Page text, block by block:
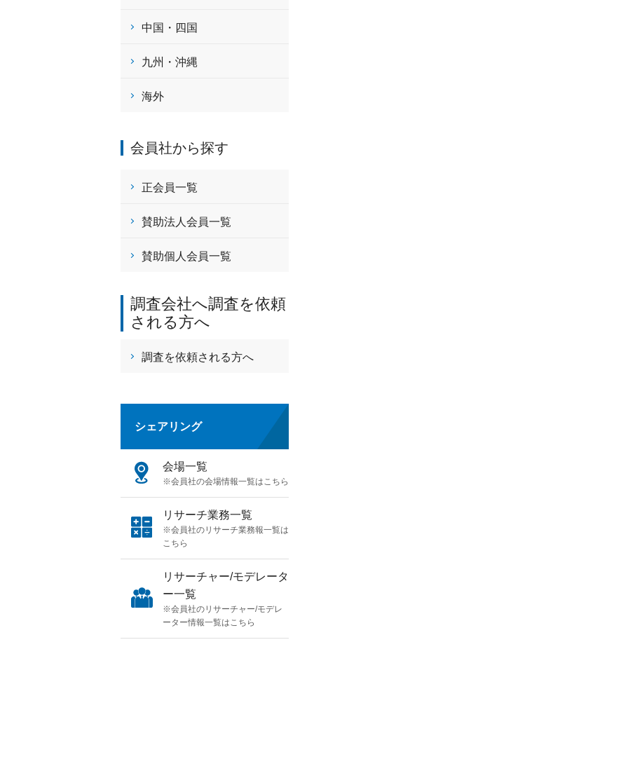
中国・四国
九州・沖縄
海外
会員社から探す
正会員一覧
賛助法人会員一覧
賛助個人会員一覧
調査会社へ調査を依頼
される方へ
調査を依頼される方へ
シェアリング
会場一覧
※会員社の会場情報一覧はこちら
リサーチ業務一覧
※会員社のリサーチ業務報一覧は
こちら
リサーチャー/モデレータ
ー一覧
※会員社のリサーチャー/モデレ
ーター情報一覧はこちら